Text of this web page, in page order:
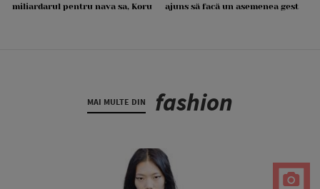
miliardarul pentru nava sa, Koru
ajuns să facă un asemenea gest
MAI MULTE DIN fashion